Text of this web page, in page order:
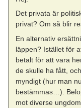
Det privata är
privat? Om så blir
En alternativ
läppen? Istället för
betalt för att vara
de skulle ha fått,
myndigt (hur man
bestämmas…).
mot diverse